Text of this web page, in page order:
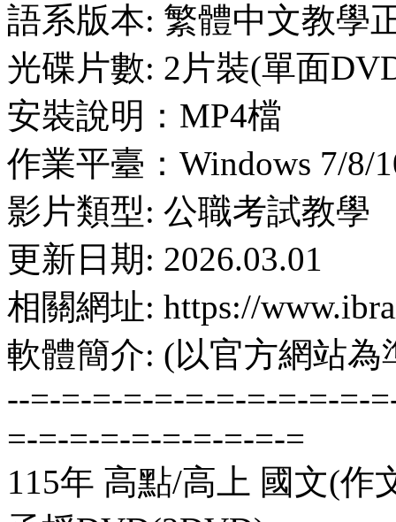
語系版本: 繁體中文教學
光碟片數: 2片裝(單面
安裝說明：MP4檔
作業平臺：Windows 7/8/
影片類型: 公職考試教學
更新日期: 2026.03.01
相關網址: https://
軟體簡介: (以官方網站為
--=-=-=-=-=-=-=-=-=-=-=-
=-=-=-=-=-=-=-=-=-=
115年 高點/高上 國文(作